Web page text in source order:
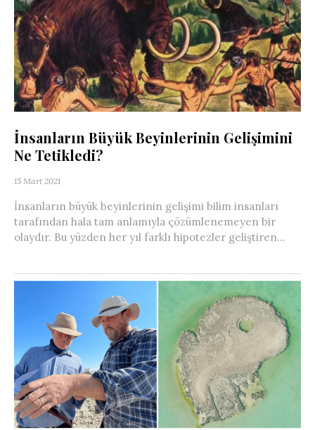
İnsanların Büyük Beyinlerinin Gelişimini
Ne Tetikledi?
15 Mart 2021
İnsanların büyük beyinlerinin gelişimi bilim insanları
tarafından hala tam anlamıyla çözümlenemeyen bir
olaydır. Bu yüzden her yıl farklı hipotezler geliştiren...